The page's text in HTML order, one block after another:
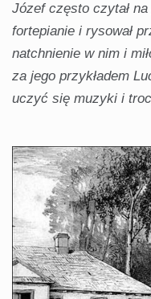
Józef często czytał na
fortepianie i rysował
natchnienie w nim i
za jego przykładem
uczyć się muzyki i